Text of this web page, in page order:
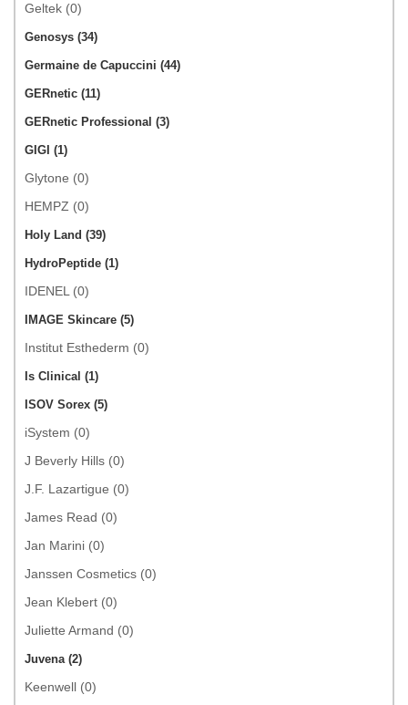
Geltek (0)
Genosys (34)
Germaine de Capuccini (44)
GERnetic (11)
GERnetic Professional (3)
GIGI (1)
Glytone (0)
HEMPZ (0)
Holy Land (39)
HydroPeptide (1)
IDENEL (0)
IMAGE Skincare (5)
Institut Esthederm (0)
Is Clinical (1)
ISOV Sorex (5)
iSystem (0)
J Beverly Hills (0)
J.F. Lazartigue (0)
James Read (0)
Jan Marini (0)
Janssen Cosmetics (0)
Jean Klebert (0)
Juliette Armand (0)
Juvena (2)
Keenwell (0)